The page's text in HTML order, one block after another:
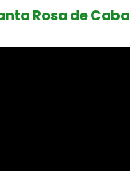
Rosa de